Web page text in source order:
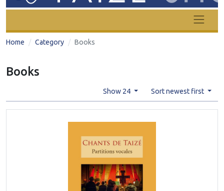
Home Category Books
Books
Show 24 Sort newest first